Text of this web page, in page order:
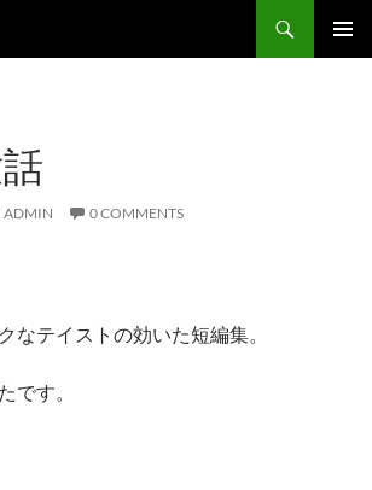
ADMIN 0 COMMENTS
なテイストの効いた短編集。
です。